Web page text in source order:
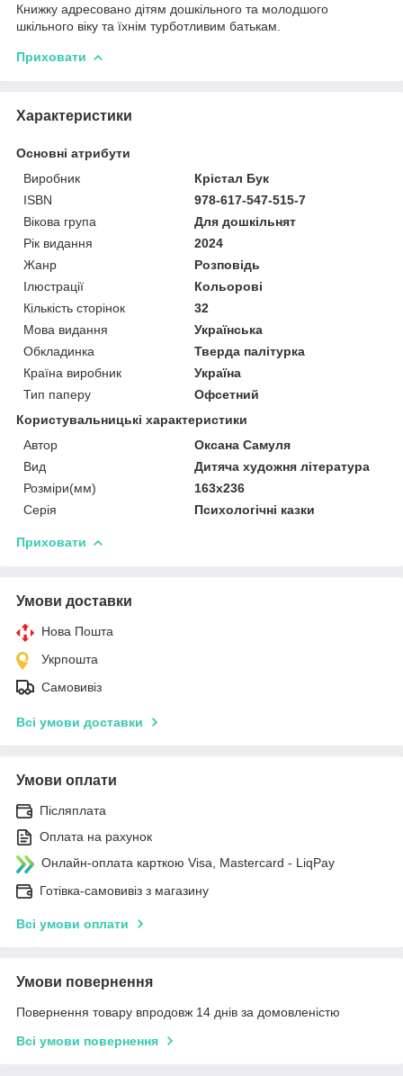
Книжку адресовано дітям дошкільного та молодшого
шкільного віку та їхнім турботливим батькам.
Приховати
Характеристики
Основні атрибути
Виробник
Крістал Бук
ISBN
978-617-547-515-7
Вікова група
Для дошкільнят
Рік видання
2024
Жанр
Розповідь
Ілюстрації
Кольорові
Кількість сторінок
32
Мова видання
Українська
Обкладинка
Тверда палітурка
Країна виробник
Україна
Тип паперу
Офсетний
Користувальницькі характеристики
Автор
Оксана Самуля
Вид
Дитяча художня література
Розміри(мм)
163х236
Серія
Психологічні казки
Приховати
Умови доставки
Нова Пошта
Укрпошта
Самовивіз
Всі умови доставки
Умови оплати
Післяплата
Оплата на рахунок
Онлайн-оплата карткою Visa, Mastercard - LiqPay
Готівка-самовивіз з магазину
Всі умови оплати
Умови повернення
Повернення товару впродовж 14 днів за домовленістю
Всі умови повернення